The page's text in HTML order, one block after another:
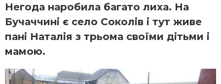
Негода наробила багато лиха. На
Бучаччині є село Соколів і тут живе
пані Наталія з трьома своїми дітьми і
мамою.